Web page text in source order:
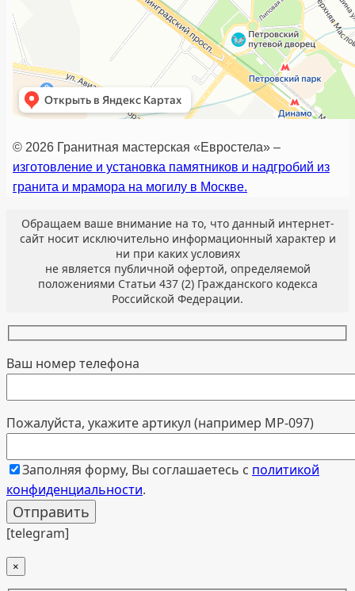
© 2026 Гранитная мастерская «Евростела» –
изготовление и установка памятников и надгробий из
гранита и мрамора на могилу в Москве.
Обращаем ваше внимание на то, что данный интернет-
сайт носит исключительно информационный характер и
ни при каких условиях
не является публичной офертой, определяемой
положениями Статьи 437 (2) Гражданского кодекса
Российской Федерации.
Ваш номер телефона
Пожалуйста, укажите артикул (например МР-097)
Заполняя форму, Вы соглашаетесь с политикой
конфиденциальности.
[telegram]
×